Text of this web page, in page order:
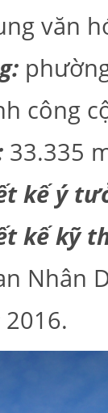
văn
công
33.335
kế ý
kế kỹ
Nhân
2016.